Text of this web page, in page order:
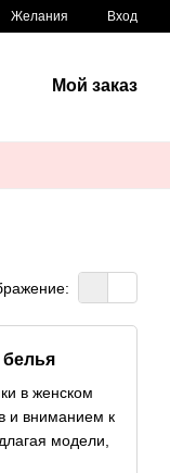
Желания Вход
Мой заказ
белья
в женском
и вниманием к
модели,